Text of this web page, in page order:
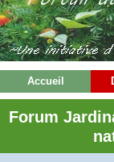
Accueil
Forum